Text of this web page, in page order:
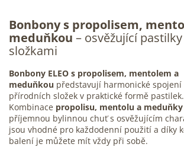
Bonbony s propolisem,
meduňkou – osvěžující
složkami
Bonbony ELEO s propolisem, mentolem a
meduňkou představují harmonické
přírodních složek v praktické formě pastilek.
Kombinace propolisu, mentolu a meduňky
příjemnou bylinnou chuť s osvěžujícím
jsou vhodné pro každodenní použití a díky
balení je můžete mít vždy při sobě.